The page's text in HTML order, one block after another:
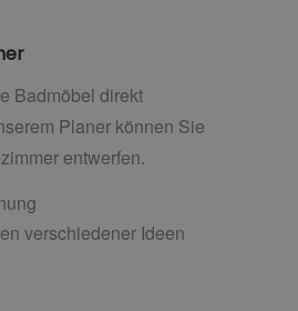
Badmöbel direkt
Planer können Sie
entwerfen.
verschiedener Ideen